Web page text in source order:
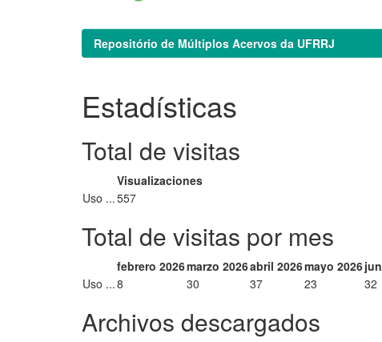
Repositório de Múltiplos Acervos da UFRRJ
Estadísticas
Total de visitas
Visualizaciones
Uso ...557
Total de visitas por mes
febrero 2026marzo 2026abril 2026mayo 2026
Uso ...8 30 37 23 32
Archivos descargados